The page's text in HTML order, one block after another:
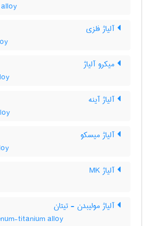
آلیاژ فلزی
میکرو آلیاژ
آلیاژ آینه
آلیاژ میسکو
آلیاژ MK
آلیاژ مولیبدن - تیتان
titanium alloy